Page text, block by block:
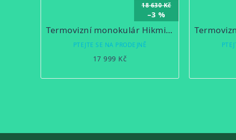
18 630 Kč
–3 %
Termovizní monokulár Hikmicro Lynx Pro LE15
PTEJTE SE NA PRODEJNĚ
17 999 Kč